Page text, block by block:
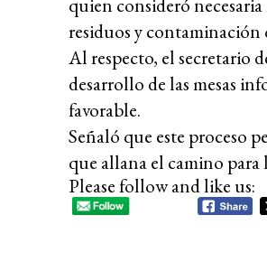
residuos y
Al respecto, el secretario
desarrollo de las mesas
favorable.
Señaló que este proceso
que allana el camino
Please follow and like us: